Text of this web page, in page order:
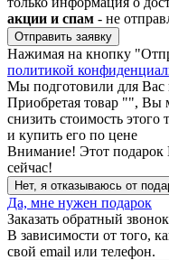
акции и спам - не
Отправить заявку
Нажимая на кнопку
политикой
Мы подготовили для Вас
Приобретая товар "", Вы
снизить стоимость этого
и купить его по цене
Внимание! Этот
сейчас!
Нет, я отказываюсь от
Да, мне нужен подарок
Заказать обратный звонок
В зависимости от того,
свой email или телефон.